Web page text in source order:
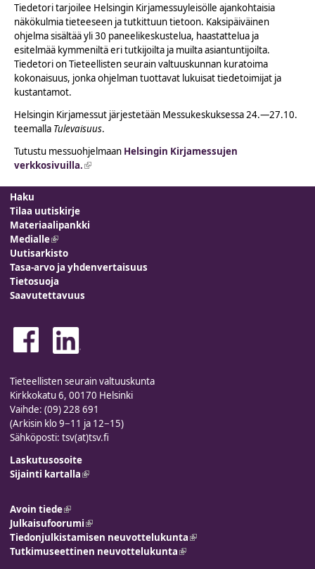
Tiedetori tarjoilee Helsingin Kirjamessuyleisölle ajankohtaisia
näkökulmia tieteeseen ja tutkittuun tietoon. Kaksipäiväinen
ohjelma sisältää yli 30 paneelikeskustelua, haastattelua ja
esitelmää kymmeniltä eri tutkijoilta ja muilta asiantuntijoilta.
Tiedetori on Tieteellisten seurain valtuuskunnan kuratoima
kokonaisuus, jonka ohjelman tuottavat lukuisat tiedetoimijat ja
kustantamot.
Helsingin Kirjamessut järjestetään Messukeskuksessa 24.—27.10.
teemalla Tulevaisuus.
Tutustu messuohjelmaan Helsingin Kirjamessujen
verkkosivuilla.(link is external)
Haku
Tilaa uutiskirje
Materiaalipankki
Medialle(link is external)
Uutisarkisto
Tasa-arvo ja yhdenvertaisuus
Tietosuoja
Saavutettavuus
Tieteellisten seurain valtuuskunta
Kirkkokatu 6, 00170 Helsinki
Vaihde: (09) 228 691
(Arkisin klo 9−11 ja 12−15)
Sähköposti: tsv(at)tsv.fi
Laskutusosoite
Sijainti kartalla(link is external)
Avoin tiede(link is external)
Julkaisufoorumi(link is external)
Tiedonjulkistamisen neuvottelukunta(link is external)
Tutkimuseettinen neuvottelukunta(link is external)